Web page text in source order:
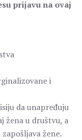
prijavu na ovaj
i
da unapređuju
žena u društvu, a
žene.